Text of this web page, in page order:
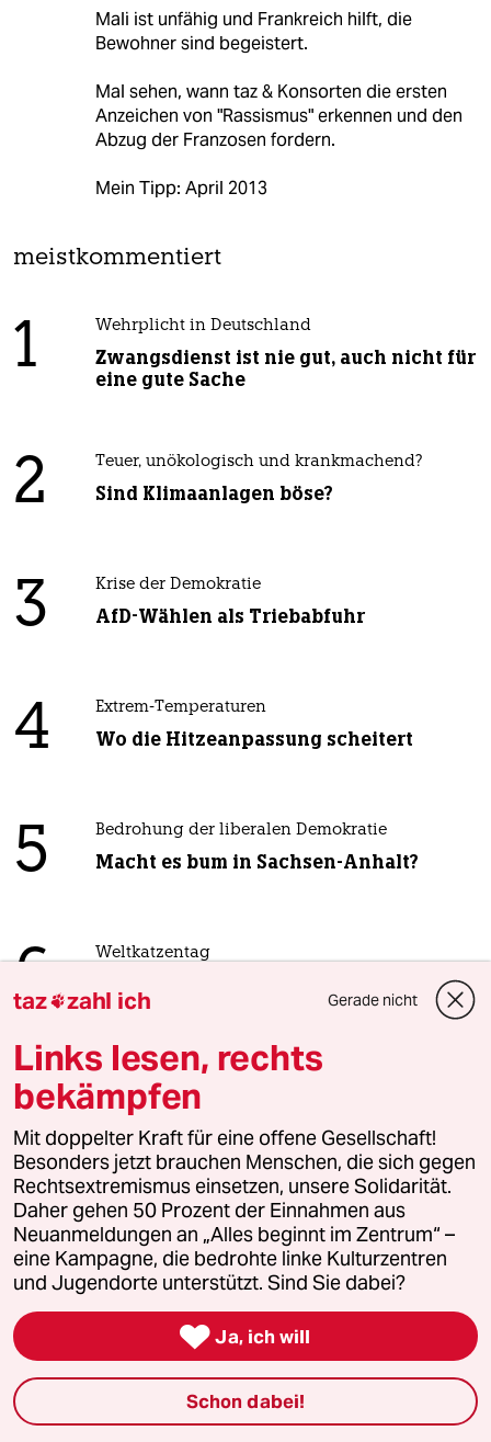
Mali ist unfähig und Frankreich hilft, die
Bewohner sind begeistert.
Mal sehen, wann taz & Konsorten die ersten
Anzeichen von "Rassismus" erkennen und den
Abzug der Franzosen fordern.
Mein Tipp: April 2013
meistkommentiert
1 Wehrplicht in Deutschland
Zwangsdienst ist nie gut, auch nicht für
eine gute Sache
2 Teuer, unökologisch und krankmachend?
Sind Klimaanlagen böse?
3 Krise der Demokratie
AfD-Wählen als Triebabfuhr
4 Extrem-Temperaturen
Wo die Hitzeanpassung scheitert
5 Bedrohung der liberalen Demokratie
Macht es bum in Sachsen-Anhalt?
6 Weltkatzentag
taz
Folgen Sie uns
Ressorts
Politik
Öko
Gesellschaft
taz zahl ich Gerade nicht
Links lesen, rechts
bekämpfen
Mit doppelter Kraft für eine offene Gesellschaft!
Besonders jetzt brauchen Menschen, die sich gegen
Rechtsextremismus einsetzen, unsere Solidarität.
Daher gehen 50 Prozent der Einnahmen aus
Neuanmeldungen an „Alles beginnt im Zentrum“ –
eine Kampagne, die bedrohte linke Kulturzentren
und Jugendorte unterstützt. Sind Sie dabei?
 Ja, ich will
Schon dabei!